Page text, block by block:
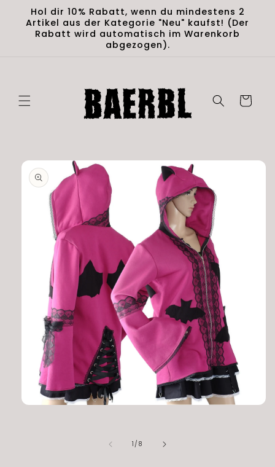
zum
Inhalt
Hol dir 10% Rabatt, wenn du mindestens 2
Artikel aus der Kategorie "Neu" kaufst! (Der
Rabatt wird automatisch im Warenkorb
abgezogen).
Warenkorb
1 /von
8